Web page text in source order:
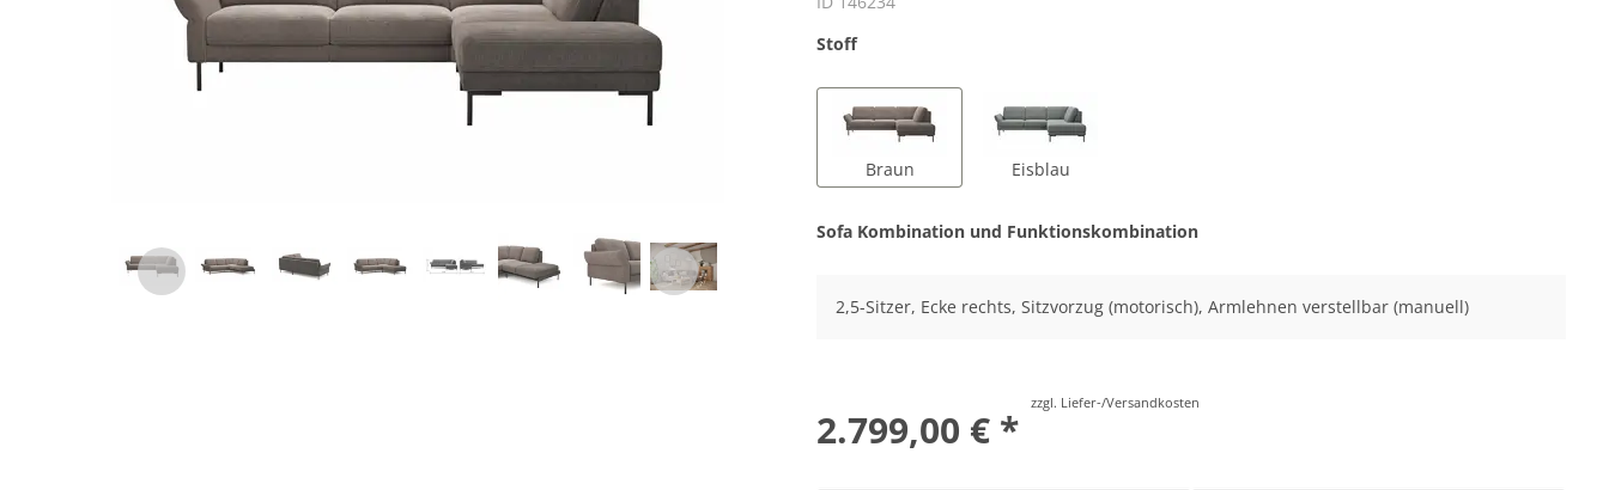
Stoff
Braun Eisblau
Sofa Kombination und Funktionskombination
2,5-Sitzer, Ecke rechts, Sitzvorzug (motorisch), Armlehnen verstellbar (manuell)
2.799,00 € *
zzgl. Liefer-/Versandkosten